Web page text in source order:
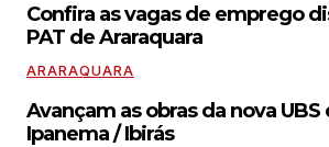
Confira as vagas de emprego
PAT de Araraquara
ARARAQUARA
Avançam as obras da nova
Ipanema / Ibirás